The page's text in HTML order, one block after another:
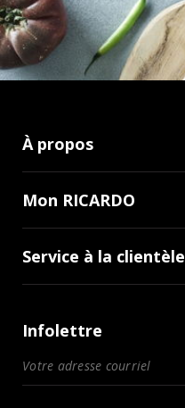
À propos
Mon RICARDO
Service à la clientèle
Infolettre